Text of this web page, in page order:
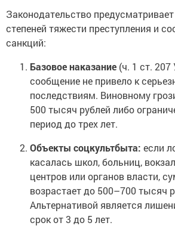
Законодательство
степеней тяжести преступления и
санкций:
Базовое наказание (ч. 1 ст.
сообщение не привело к
последствиям. Виновному
500 тысяч рублей либо
период до трех лет.
Объекты соцкультбыта: если
касалась школ, больниц,
центров или органов власти,
возрастает до 500–700 тысяч
Альтернативой является
срок от 3 до 5 лет.